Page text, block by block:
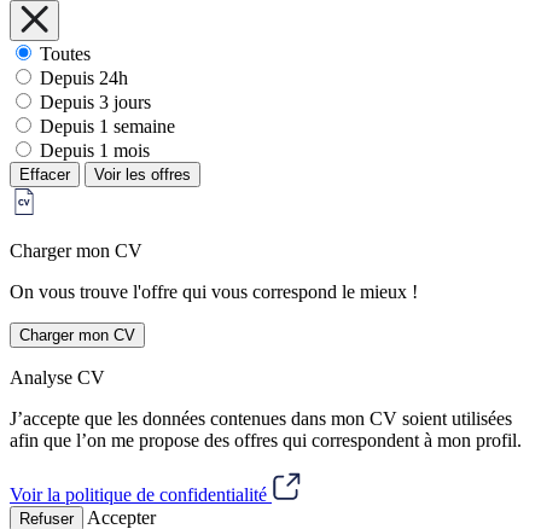
Toutes
Depuis 24h
Depuis 3 jours
Depuis 1 semaine
Depuis 1 mois
Effacer Voir les offres
Charger mon CV
On vous trouve l'offre qui vous correspond le mieux !
Charger mon CV
Analyse CV
J’accepte que les données contenues dans mon CV soient utilisées
afin que l’on me propose des offres qui correspondent à mon profil.
Voir la politique de confidentialité
Refuser Accepter